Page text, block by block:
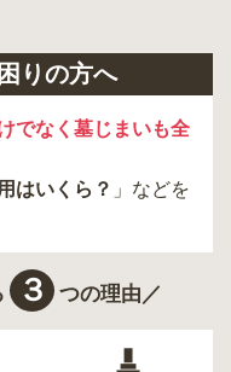
りの方へ
でなく墓じまいも全
はいくら？ 」などを
３ つの理由／